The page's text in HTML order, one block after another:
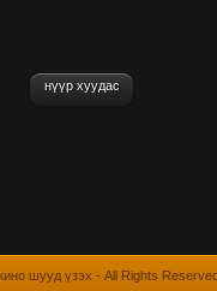
нүүр хуудас
шууд үзэх - All Rights